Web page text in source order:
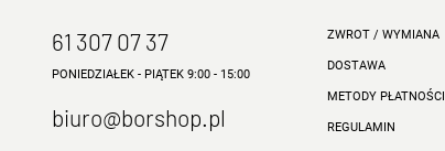
61 307 07 37
PONIEDZIAŁEK - PIĄTEK 9:00 - 15:00
biuro@borshop.pl
ZWROT / WYMIANA
DOSTAWA
METODY PŁATNOŚCI
REGULAMIN